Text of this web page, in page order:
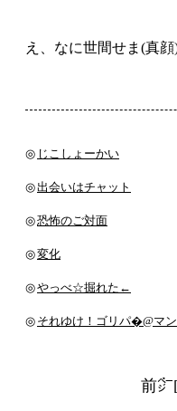
え、なに世間せま(真顔
◎ じこしょーかい
◎出会いはチャット
◎恐怖のご対面
◎変化
◎やっべ☆掘れた←
◎ それゆけ！ゴリパ�@マン
前㌻